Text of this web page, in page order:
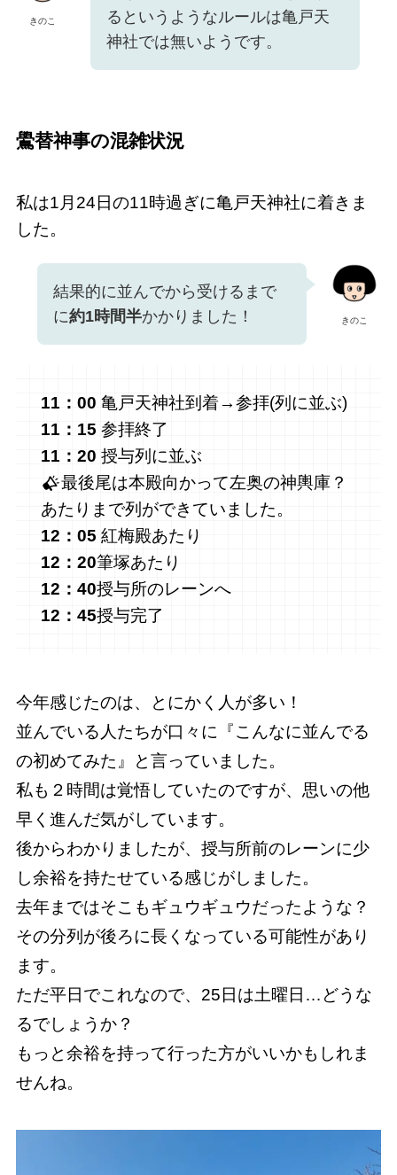
きのこ
るというようなルールは亀戸天
神社では無いようです。
鷽替神事の混雑状況
私は1月24日の11時過ぎに亀戸天神社に着きま
した。
きのこ
結果的に並んでから受けるまで
に約1時間半かかりました！
11：00 亀戸天神社到着→参拝(列に並ぶ)
11：15 参拝終了
11：20授与列に並ぶ
最後尾は本殿向かって左奥の神輿庫？
あたりまで列ができていました。
12：05 紅梅殿あたり
12：20筆塚あたり
12：40授与所のレーンへ
12：45授与完了
今年感じたのは、とにかく人が多い！
並んでいる人たちが口々に『こんなに並んでる
の初めてみた』と言っていました。
私も２時間は覚悟していたのですが、思いの他
早く進んだ気がしています。
後からわかりましたが、授与所前のレーンに少
し余裕を持たせている感じがしました。
去年まではそこもギュウギュウだったような？
その分列が後ろに長くなっている可能性があり
ます。
ただ平日でこれなので、25日は土曜日…どうな
るでしょうか？
もっと余裕を持って行った方がいいかもしれま
せんね。